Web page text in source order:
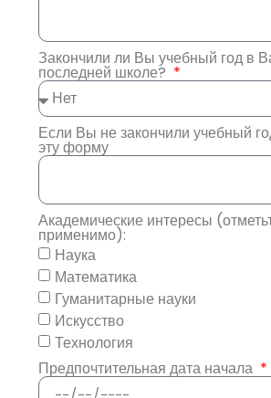
Закончили ли Вы учебный год в
последней школе?
Если Вы не закончили учебный
эту форму
Академические интересы
применимо):
Наука
Математика
Гуманитарные науки
Искусство
Технология
Предпочтительная дата начала